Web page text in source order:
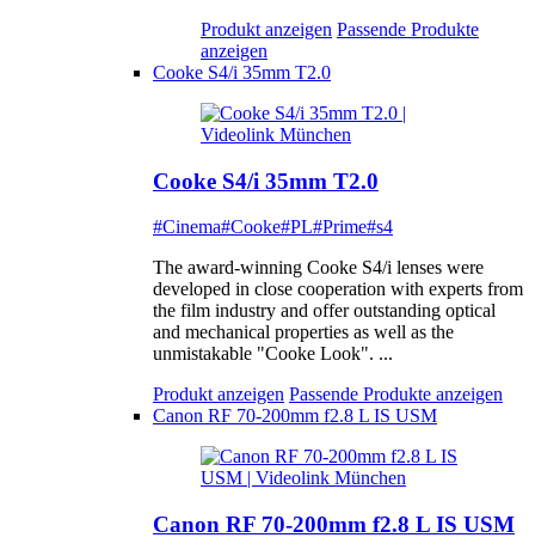
Produkt anzeigen Passende Produkte
anzeigen
Cooke S4/i 35mm T2.0
Cooke S4/i 35mm T2.0
#Cinema#Cooke#PL#Prime#s4
The award-winning Cooke S4/i lenses were
developed in close cooperation with experts from
the film industry and offer outstanding optical
and mechanical properties as well as the
unmistakable "Cooke Look". ...
Produkt anzeigen Passende Produkte anzeigen
Canon RF 70-200mm f2.8 L IS USM
Canon RF 70-200mm f2.8 L IS USM